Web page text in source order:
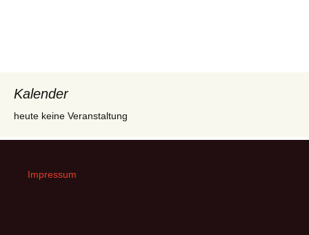
Kalender
heute keine Veranstaltung
Impressum